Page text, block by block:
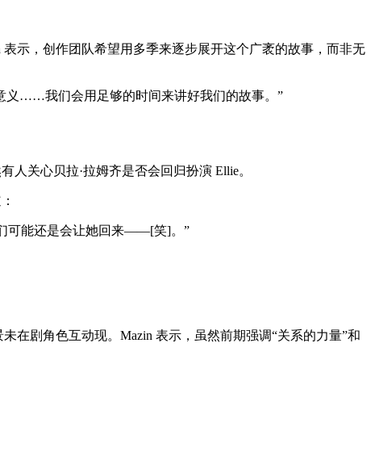
示，创作团队希望用多季来逐步展开这个广袤的故事，而非无
义……我们会用足够的时间来讲好我们的故事。”
关心贝拉·拉姆齐是否会回归扮演 Ellie。
可能还是会让她回来——[笑]。”
在剧角色互动现。Mazin 表示，虽然前期强调“关系的力量”和